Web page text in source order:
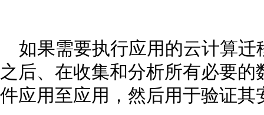
如果需要执行应用的云计算迁
之后、在收集和分析所有必要
件应用至应用，然后用于验证其